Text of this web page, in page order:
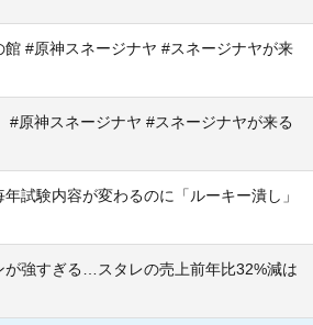
館 #原神スネージナヤ #スネージナヤが来
原神スネージナヤ #スネージナヤが来る
年試験内容が変わるのに「ルーキー潰し」
が強すぎる…スタレの売上前年比32%減は